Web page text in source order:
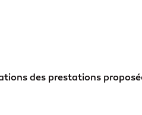
des prestations